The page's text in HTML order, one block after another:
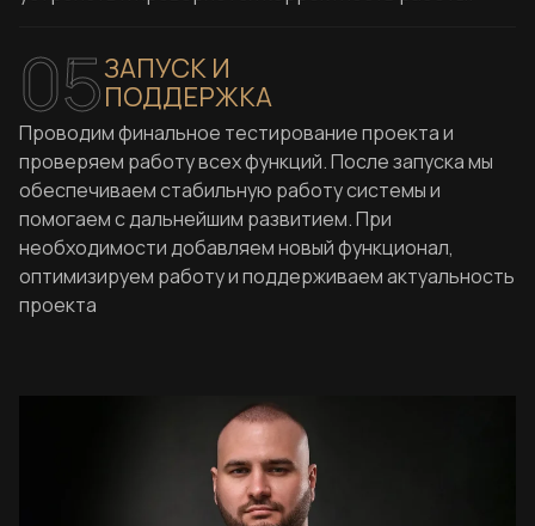
05ЗАПУСК И
ПОДДЕРЖКА
Проводим финальное тестирование проекта и
проверяем работу всех функций. После запуска мы
обеспечиваем стабильную работу системы и
помогаем с дальнейшим развитием. При
необходимости добавляем новый функционал,
оптимизируем работу и поддерживаем актуальность
проекта